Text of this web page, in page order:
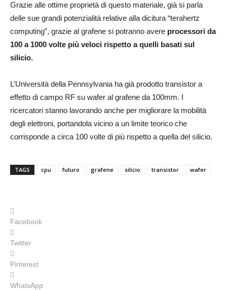
Grazie alle ottime proprietà di questo materiale, già si parla
delle sue grandi potenzialità relative alla dicitura “terahertz
computing”, grazie al grafene si potranno avere processori da
100 a 1000 volte più veloci rispetto a quelli basati sul
silicio.
L’Università della Pennsylvania ha già prodotto transistor a
effetto di campo RF su wafer al grafene da 100mm. I
ricercatori stanno lavorando anche per migliorare la mobilità
degli elettroni, portandola vicino a un limite teorico che
corrisponde a circa 100 volte di più rispetto a quella del silicio.
TAGS cpu futuro grafene silicio transistor wafer
Facebook
Twitter
Pinterest
WhatsApp